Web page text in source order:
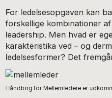
For ledelsesopgaven kan
forskellige kombinationer
leadership. Men hvad er
karakteristika ved – og
ledelsesformer? Det
Håndbog for Mellemledere er